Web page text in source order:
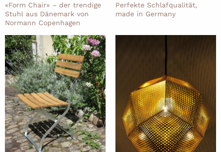
«Form Chair» – der trendige
Stuhl aus Dänemark von
Normann Copenhagen
Perfekte Schlafqualität,
made in Germany